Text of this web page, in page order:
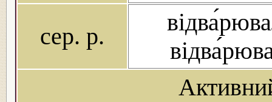
сер. р.